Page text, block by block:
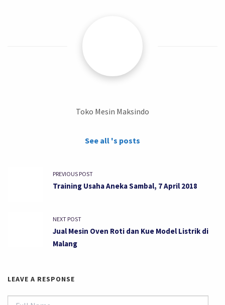
Toko Mesin Maksindo
See all 's posts
PREVIOUS POST
Training Usaha Aneka Sambal, 7 April 2018
NEXT POST
Jual Mesin Oven Roti dan Kue Model Listrik di
Malang
LEAVE A RESPONSE